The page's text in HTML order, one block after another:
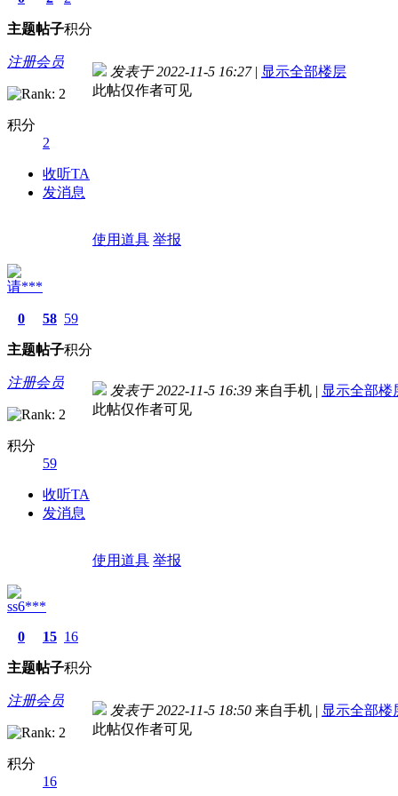
主题帖子积分
注册会员
积分
2
收听TA
发消息
发表于 2022-11-5 16:27 | 显示全部楼层
此帖仅作者可见
使用道具 举报
请***
0
主题
58
帖子
59
积分
注册会员
积分
59
收听TA
发消息
发表于 2022-11-5 16:39 来自手机 | 显示全部楼
此帖仅作者可见
使用道具 举报
ss6***
0
主题
15
帖子
16
积分
注册会员
积分
16
发表于 2022-11-5 18:50 来自手机 | 显示全部楼
此帖仅作者可见